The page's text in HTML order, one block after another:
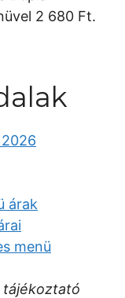
2 680 Ft.
2026
árak
menü
tájékoztató